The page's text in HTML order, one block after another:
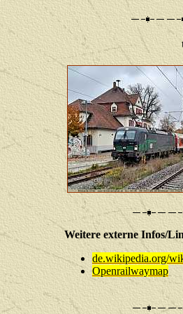
Weitere externe
de.wikipedia.org/
Openrailwaymap